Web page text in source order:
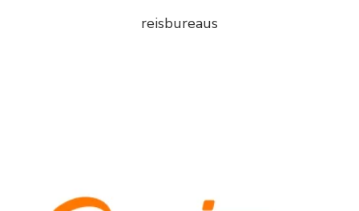
reisbureaus